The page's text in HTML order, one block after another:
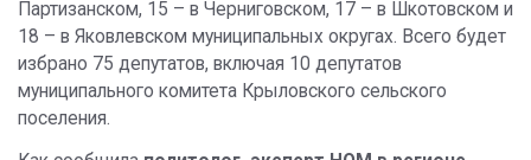
Партизанском, 15 – в Черниговском, 17 – в Шкотовском и
18 – в Яковлевском муниципальных округах. Всего будет
избрано 75 депутатов, включая 10 депутатов
муниципального комитета Крыловского сельского
поселения.